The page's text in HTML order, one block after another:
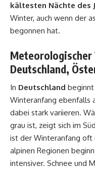
kältesten Nächte des
Winter, auch wenn der
begonnen hat.
Deutschland,
In Deutschland
Winteranfang ebenfalls
dabei stark variieren.
grau ist, zeigt sich im
ist der Winteranfang oft
alpinen Regionen
intensiver. Schnee und